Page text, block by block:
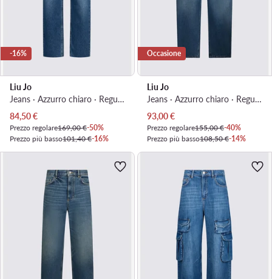
-16%
Liu Jo
Jeans · Azzurro chiaro · Regular Fit
Prezzo attuale
84,50€
Prezzo regolare169,00 €-50%
Prezzo più basso101,40 €-16%
Occasione
Liu Jo
Jeans · Azzurro chiaro · Regular Fit
Prezzo attuale
93,00€
Prezzo regolare155,00 €-40%
Prezzo più basso108,50 €-14%